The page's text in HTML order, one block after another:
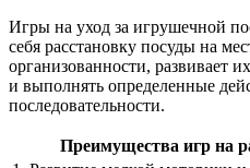
Игры на уход за игрушечной
себя расстановку посуды на
организованности, развивает
и выполнять определенные
последовательности.
Преимущества игр на